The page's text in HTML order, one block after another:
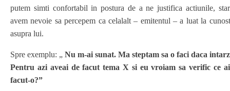
putem simti confortabil in postura de a ne justifica actiunile,
avem nevoie sa percepem ca celalalt – emitentul – a luat la
asupra lui.
Spre exemplu: „ Nu m-ai sunat. Ma steptam sa o faci daca
Pentru azi aveai de facut tema X si eu vroiam sa verific ce
facut-o?”